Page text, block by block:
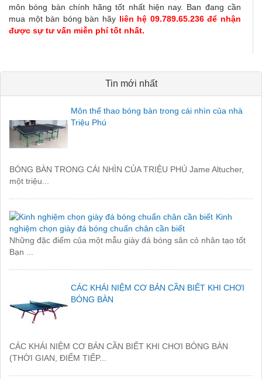
môn bóng bàn chính hãng tốt nhất hiện nay. Ban đang cần
mua một bàn bóng bàn hãy liên hệ 09.789.65.236 để nhận
được sự tư vấn miễn phí tốt nhất.
Tin mới nhất
Môn thể thao bóng bàn trong cái nhìn của nhà
Triệu Phú
BÓNG BÀN TRONG CÁI NHÌN CỦA TRIỆU PHÚ Jame Altucher,
một triệu...
Kinh
nghiệm chọn giày đá bóng chuẩn chân cần biết
Những đặc điểm của một mẫu giày đá bóng sân cỏ nhân tạo tốt
Bạn ...
CÁC KHÁI NIỆM CƠ BẢN CẦN BIẾT KHI CHƠI
BÓNG BÀN
CÁC KHÁI NIỆM CƠ BẢN CẦN BIẾT KHI CHƠI BÓNG BÀN
(THỜI GIAN, ĐIỂM TIẾP...